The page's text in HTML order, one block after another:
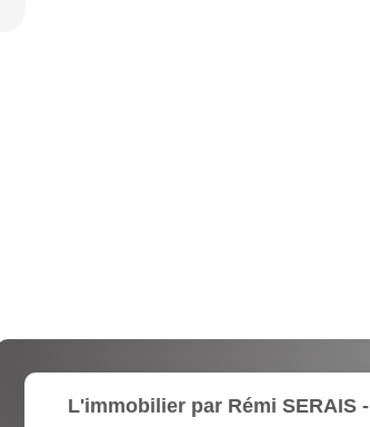
L'immobilier par Rémi SERAIS -